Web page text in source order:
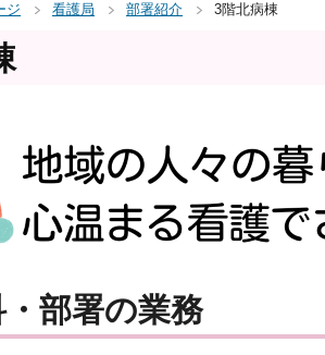
ジ 看護局 部署紹介 3階北病棟
部署の業務